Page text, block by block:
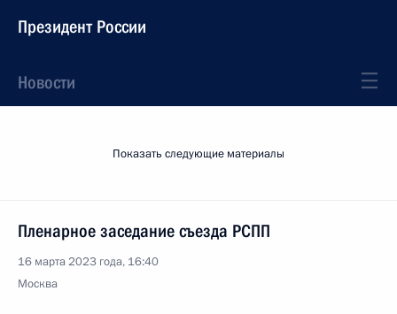
Президент России
Новости
Показать следующие материалы
Пленарное заседание съезда РСПП
16 марта 2023 года, 16:40
Москва